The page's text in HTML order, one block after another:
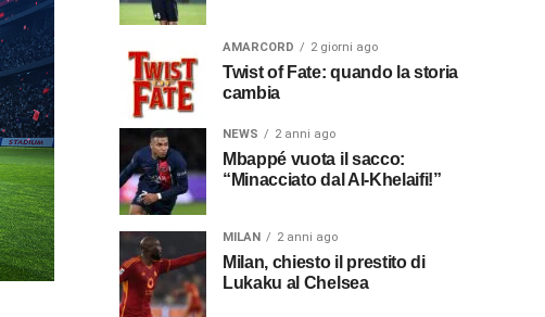
AMARCORD 2 giorni ago
Twist of Fate: quando la storia
cambia
NEWS 2 anni ago
Mbappé vuota il sacco:
“Minacciato dal Al-Khelaifi!”
MILAN 2 anni ago
Milan, chiesto il prestito di
Lukaku al Chelsea